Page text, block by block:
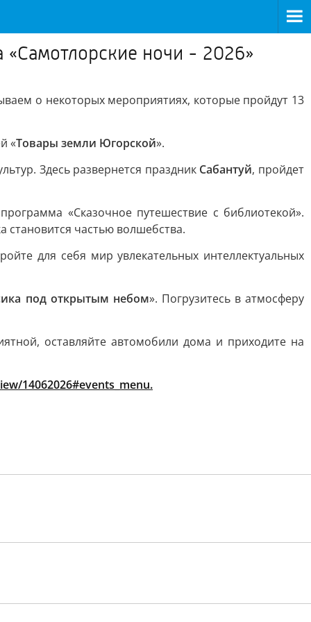
«Самотлорские ночи - 2026»
о некоторых мероприятиях, которые пройдут 13
«Товары земли Югорской».
Здесь развернется праздник Сабантуй, пройдет
«Сказочное путешествие с библиотекой».
становится частью волшебства.
для себя мир увлекательных интеллектуальных
под открытым небом». Погрузитесь в атмосферу
оставляйте автомобили дома и приходите на
14062026#events_menu.